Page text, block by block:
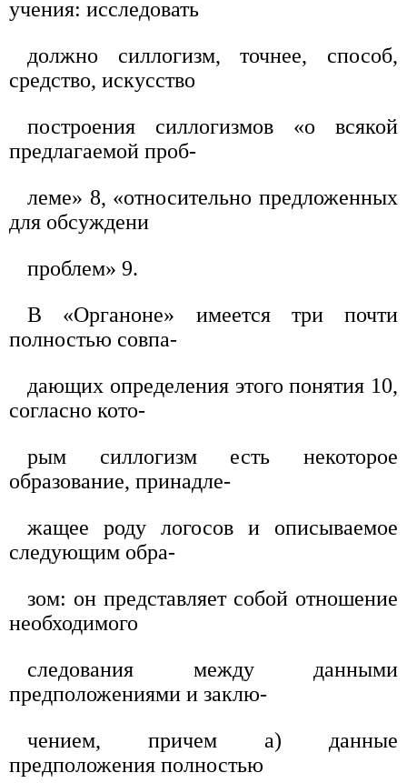
учения: исследовать
должно силлогизм, точнее, способ,
средство, искусство
построения силлогизмов «о всякой
предлагаемой проб-
леме» 8, «относительно предложенных
для обсуждени
проблем» 9.
В «Органоне» имеется три почти
полностью совпа-
дающих определения этого понятия 10,
согласно кото-
рым силлогизм есть некоторое
образование, принадле-
жащее роду логосов и описываемое
следующим обра-
зом: он представляет собой отношение
необходимого
следования между данными
предположениями и заклю-
чением, причем а) данные
предположения полностью